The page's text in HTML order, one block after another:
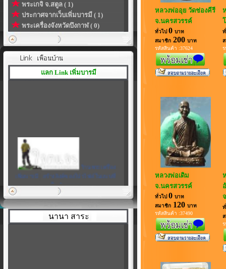
พระเกจิ จ.สตูล ( 1)
ประกาศจากเว็บเพิ่มบารมี ( 1)
พระเครื่องจังหวัดบึงกาฬ ( 0)
แลก Link เพิ่มบารมี
เพิ่มบารมี|สร้างลิงค์ของโปรไฟล์ในแบบที่
เป็นตัวคุณเอง
นานา สาระ
หลวงพ่ออุย วัดช่องคีรี
จ.นครสวรรค์
ทั่วไป 0 บาท
สมาชิก 200 บาท
รหัสสินค้า :37624
หลวงพ่อเดิม
จ.นครสวรรค์
ทั่วไป 0 บาท
สมาชิก 120 บาท
รหัสสินค้า :37490